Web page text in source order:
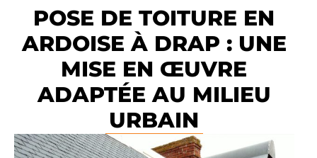
POSE DE TOITURE EN
ARDOISE À DRAP : UNE
MISE EN ŒUVRE
ADAPTÉE AU MILIEU
URBAIN